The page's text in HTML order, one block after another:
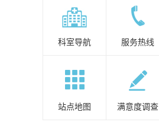
科室导航 服务热线
站点地图 满意度调查